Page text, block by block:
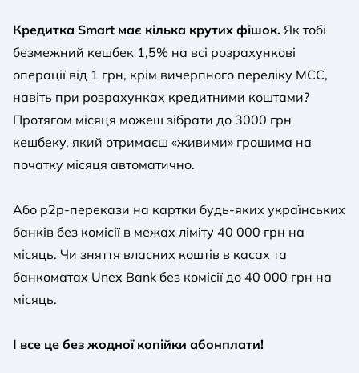
Кредитка Smart має кілька крутих фішок. Як тобі
безмежний кешбек 1,5% на всі розрахункові
операції від 1 грн, крім вичерпного переліку MCC,
навіть при розрахунках кредитними коштами?
Протягом місяця можеш зібрати до 3000 грн
кешбеку, який отримаєш «живими» грошима на
початку місяця автоматично.
Або p2p-перекази на картки будь-яких українських
банків без комісії в межах ліміту 40 000 грн на
місяць. Чи зняття власних коштів в касах та
банкоматах Unex Bank без комісії до 40 000 грн на
місяць.
І все це без жодної копійки абонплати!